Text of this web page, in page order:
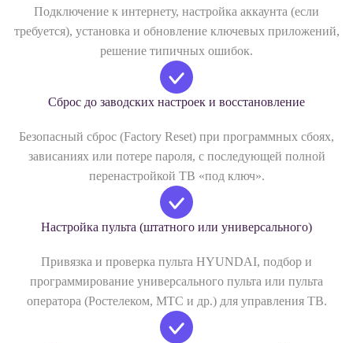
Подключение к интернету, настройка аккаунта (если
требуется), установка и обновление ключевых приложений,
решение типичных ошибок.
Сброс до заводских настроек и восстановление
Безопасный сброс (Factory Reset) при программных сбоях,
зависаниях или потере пароля, с последующей полной
перенастройкой ТВ «под ключ».
Настройка пульта (штатного или универсального)
Привязка и проверка пульта HYUNDAI, подбор и
программирование универсального пульта или пульта
оператора (Ростелеком, МТС и др.) для управления ТВ.